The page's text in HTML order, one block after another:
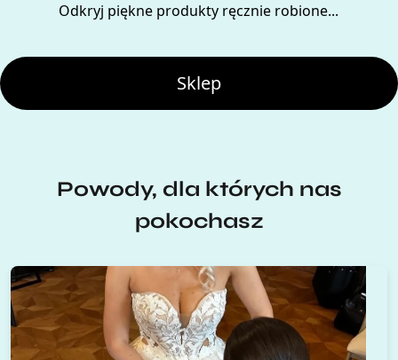
Odkryj piękne produkty ręcznie robione...
Sklep
Powody, dla których nas
pokochasz